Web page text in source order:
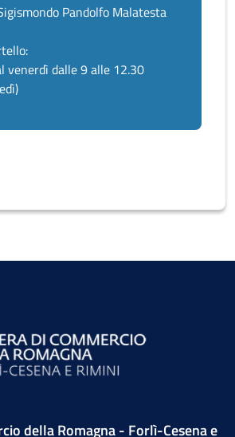
Pandolfo Malatesta
venerdì dalle 9 alle 12.30
della Romagna - Forlì-Cesena e